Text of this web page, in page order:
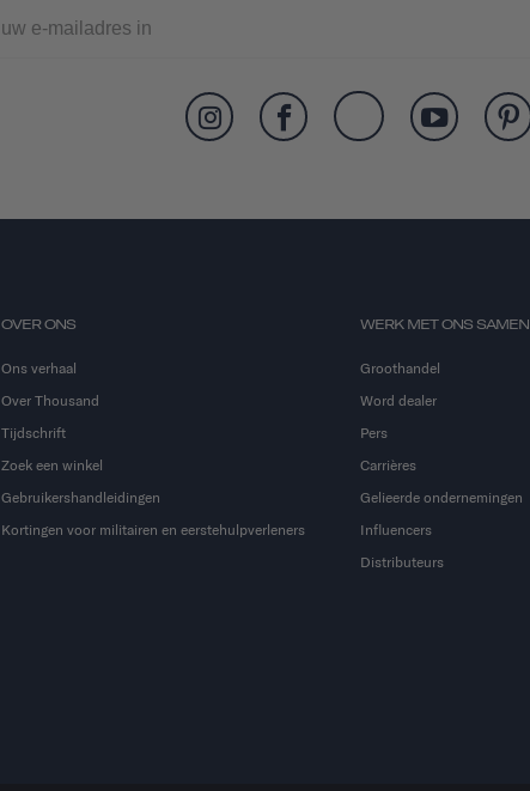
OVER ONS
Ons verhaal
Over Thousand
Tijdschrift
Zoek een winkel
Gebruikershandleidingen
Kortingen voor militairen en eerstehulpverleners
WERK MET ONS SAMEN
Groothandel
Word dealer
Pers
Carrières
Gelieerde ondernemingen
Influencers
Distributeurs